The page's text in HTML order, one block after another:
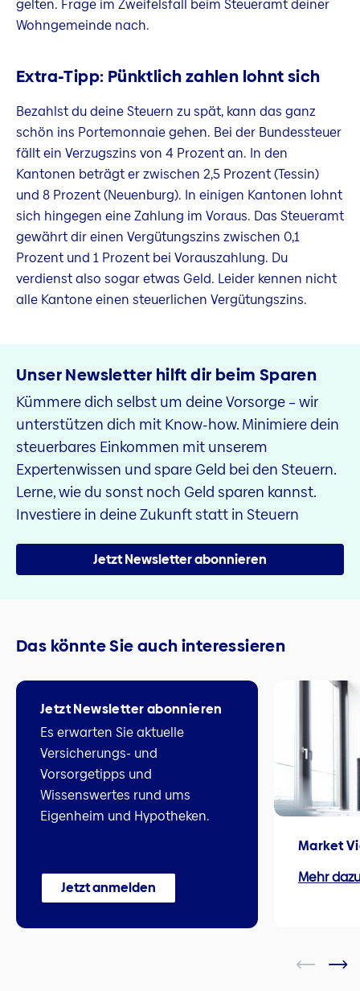
gelten. Frage im Zweifelsfall beim Steueramt deiner
Wohngemeinde nach.
Extra-Tipp: Pünktlich zahlen lohnt sich
Bezahlst du deine Steuern zu spät, kann das ganz
schön ins Portemonnaie gehen. Bei der Bundessteuer
fällt ein Verzugszins von 4 Prozent an. In den
Kantonen beträgt er zwischen 2,5 Prozent (Tessin)
und 8 Prozent (Neuenburg). In einigen Kantonen lohnt
sich hingegen eine Zahlung im Voraus. Das Steueramt
gewährt dir einen Vergütungszins zwischen 0,1
Prozent und 1 Prozent bei Vorauszahlung. Du
verdienst also sogar etwas Geld. Leider kennen nicht
alle Kantone einen steuerlichen Vergütungszins.
Unser Newsletter hilft dir beim Sparen
Kümmere dich selbst um deine Vorsorge – wir
unterstützen dich mit Know-how. Minimiere dein
steuerbares Einkommen mit unserem
Expertenwissen und spare Geld bei den Steuern.
Lerne, wie du sonst noch Geld sparen kannst.
Investiere in deine Zukunft statt in Steuern
Jetzt Newsletter abonnieren
Das könnte Sie auch interessieren
Jetzt Newsletter abonnieren
Es erwarten Sie aktuelle
Versicherungs- und
Vorsorgetipps und
Wissenswertes rund ums
Eigenheim und Hypotheken.
Jetzt anmelden
Market
Mehr